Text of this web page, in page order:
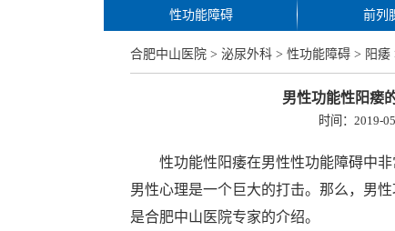
性功能障碍 前列
合肥中山医院 >泌尿外科 >性功能障碍 > 阳痿
男性功能性阳瘘
时间：2019-
性功能性阳痿在男性性功能障碍中非
男性心理是一个巨大的打击。那么，男
是合肥中山医院专家的介绍。